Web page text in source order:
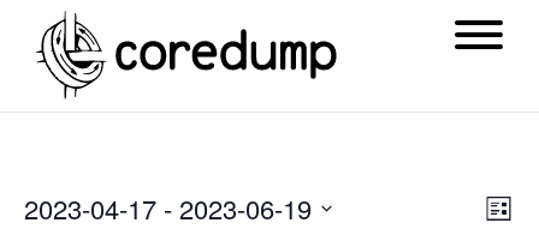
2023-04-17 - 2023-06-19